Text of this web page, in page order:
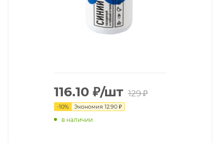
116.10 ₽/шт 129₽
-10% Экономия 12.90₽
в наличии